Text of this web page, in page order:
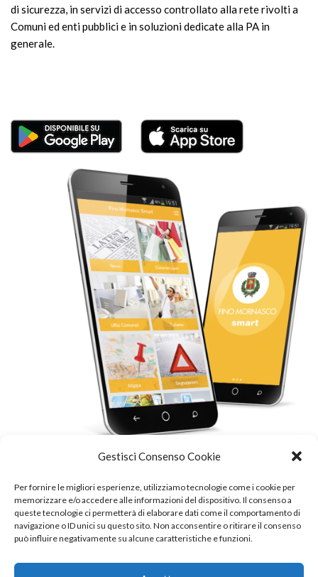
Gestisci Consenso Cookie
Per fornire le migliori esperienze, utilizziamo tecnologie come i cookie per
memorizzare e/o accedere alle informazioni del dispositivo. Il consenso a
queste tecnologie ci permetterà di elaborare dati come il comportamento di
navigazione o ID unici su questo sito. Non acconsentire o ritirare il consenso
può influire negativamente su alcune caratteristiche e funzioni.
di sicurezza, in servizi di accesso controllato alla rete rivolti a
Comuni ed enti pubblici e in soluzioni dedicate alla PA in
generale.
© 2022 Internavigare Srl - All Rights Reserved
Via IV Novembre, 2 - 22070 Bulgarograsso (CO) - P.IVA